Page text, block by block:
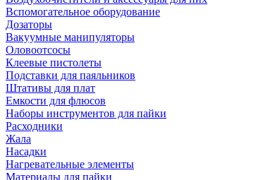
Вспомогательное оборудование
Дозаторы
Вакуумные манипуляторы
Оловоотсосы
Клеевые пистолеты
Подставки для паяльников
Штативы для плат
Емкости для флюсов
Наборы инструментов для пайки
Расходники
Жала
Насадки
Нагревательные элементы
Материалы для пайки